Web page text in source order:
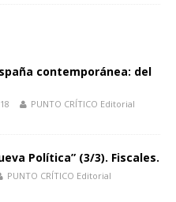
contemporánea: del
PUNTO CRÍTICO Editorial
Política” (3/3). Fiscales.
PUNTO CRÍTICO Editorial